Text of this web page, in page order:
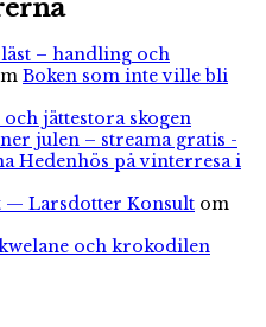
– handling och
Boken som inte ville bli
jättestora skogen
julen – streama gratis -
Hedenhös på vinterresa i
— Larsdotter Konsult om
och krokodilen